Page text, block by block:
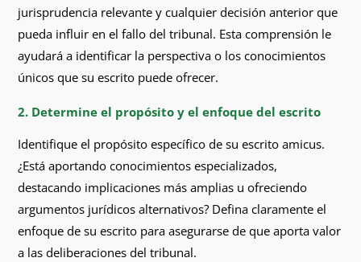
jurisprudencia relevante y cualquier decisión anterior que
pueda influir en el fallo del tribunal. Esta comprensión le
ayudará a identificar la perspectiva o los conocimientos
únicos que su escrito puede ofrecer.
2. Determine el propósito y el enfoque del escrito
Identifique el propósito específico de su escrito amicus.
¿Está aportando conocimientos especializados,
destacando implicaciones más amplias u ofreciendo
argumentos jurídicos alternativos? Defina claramente el
enfoque de su escrito para asegurarse de que aporta valor
a las deliberaciones del tribunal.